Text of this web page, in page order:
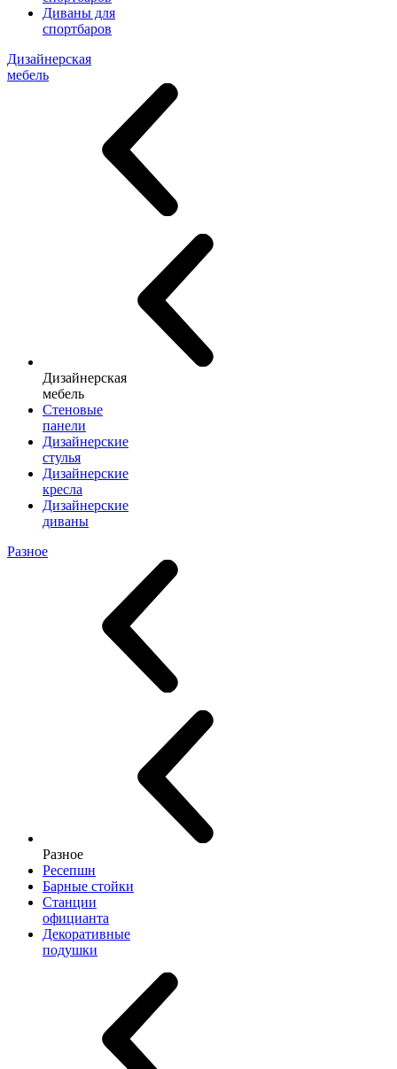
Диваны для
спортбаров
Дизайнерская
мебель
Дизайнерская
мебель
Стеновые
панели
Дизайнерские
стулья
Дизайнерские
кресла
Дизайнерские
диваны
Разное
Разное
Ресепшн
Барные стойки
Станции
официанта
Декоративные
подушки